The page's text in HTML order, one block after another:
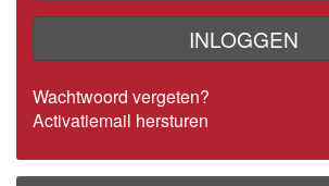
INLOGGEN
Wachtwoord vergeten?
Activatiemail hersturen